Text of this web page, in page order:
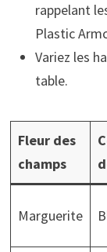
rappelant
Plastic
Variez les
table.
Fleur des
champs
Marguerite